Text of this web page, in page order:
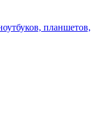
планшетов,